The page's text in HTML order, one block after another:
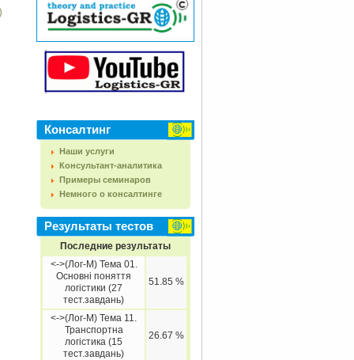
Консалтинг
Наши услуги
Консультант-аналитика
Примеры семинаров
Немного о консалтинге
Результаты тестов
Последние результаты
<->(Лог-М) Тема 01.
Основні поняття
логістики (27
тест.завдань)
51.85 %
<->(Лог-М) Тема 11.
Транспортна
логістика (15
тест.завдань)
26.67 %